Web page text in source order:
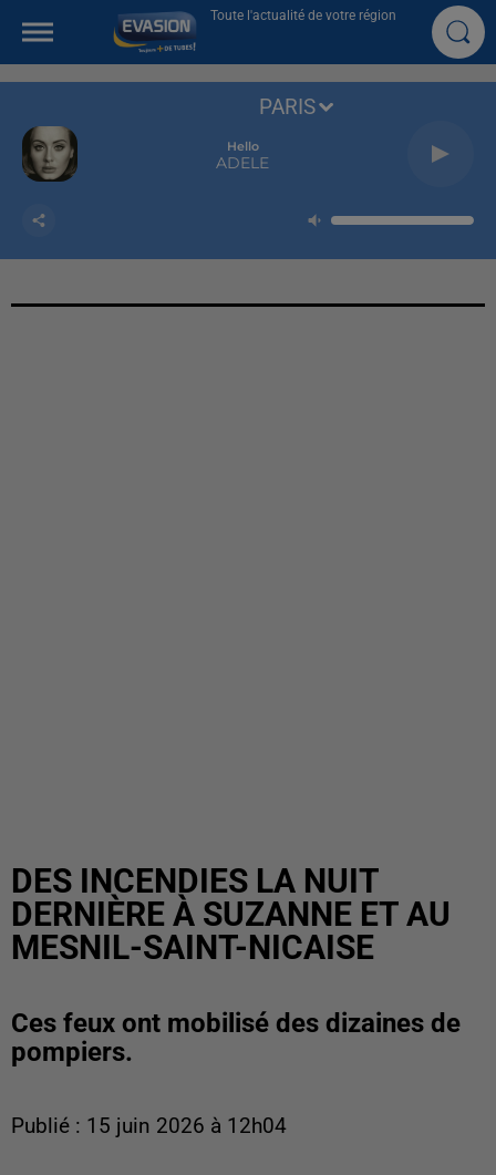
Toute l'actualité de votre région
Hello
ADELE
PARIS
DES INCENDIES LA NUIT
DERNIÈRE À SUZANNE ET AU
MESNIL-SAINT-NICAISE
Ces feux ont mobilisé des dizaines de
pompiers.
Publié : 15 juin 2026 à 12h04